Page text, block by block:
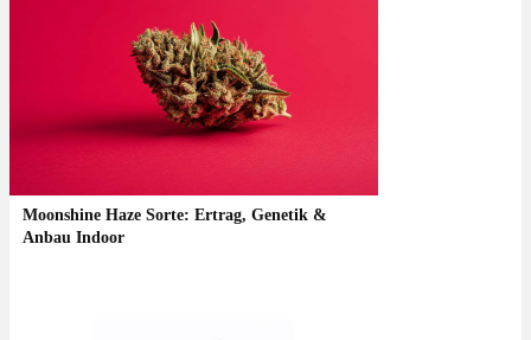
Moonshine Haze Sorte: Ertrag, Genetik &
Anbau Indoor